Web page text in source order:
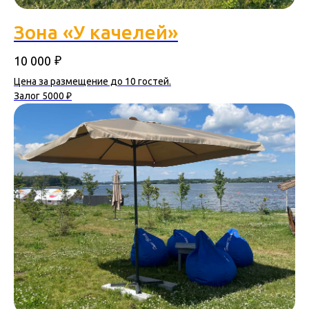
Зона «У качелей»
10 000 ₽
Цена за размещение до 10 гостей.
Залог 5000 ₽